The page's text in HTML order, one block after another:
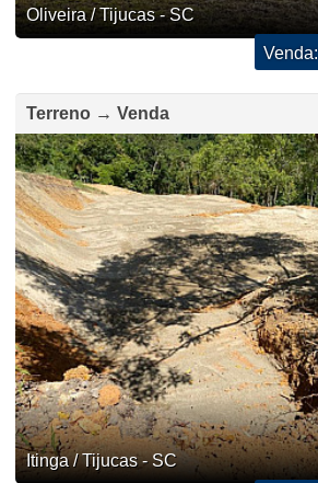
Oliveira / Tijucas - SC
Venda:
Terreno → Venda
Itinga / Tijucas - SC